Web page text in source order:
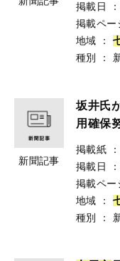
掲載日
：
掲載ペー
地域
：
種別
：
新聞記事
坂井氏
用確保
掲載紙 ：
掲載日
：
掲載ペー
地域
：
種別
：